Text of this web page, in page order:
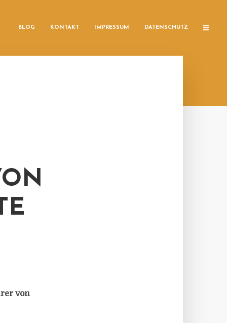
BLOG KONTAKT IMPRESSUM DATENSCHUTZ
von